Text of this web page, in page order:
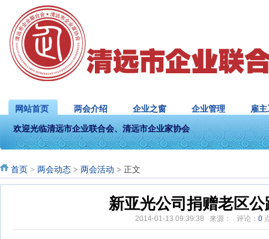
网站首页 两会介绍 企业之窗 企业管理 雇
欢迎光临清远市企业联合会、清远市企业家协会
首页 > 两会动态 > 两会活动 > 正文
新亚光公司捐赠老区
2014-01-13 09:39:38 来源： 评论： 0